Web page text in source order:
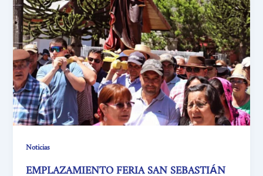
Noticias
EMPLAZAMIENTO FERIA SAN SEBASTIÁN